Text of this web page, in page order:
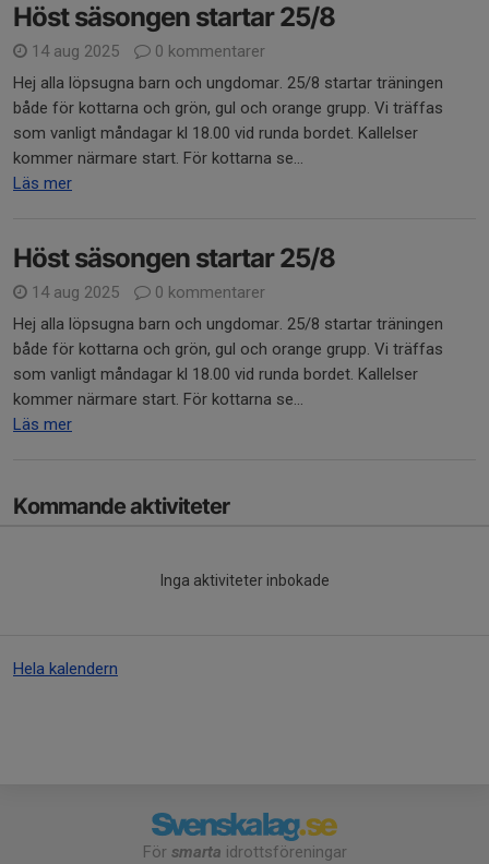
Höst säsongen startar 25/8
14 aug 2025
0 kommentarer
Hej alla löpsugna barn och ungdomar. 25/8 startar träningen
både för kottarna och grön, gul och orange grupp. Vi träffas
som vanligt måndagar kl 18.00 vid runda bordet. Kallelser
kommer närmare start. För kottarna se...
Läs mer
Höst säsongen startar 25/8
14 aug 2025
0 kommentarer
Hej alla löpsugna barn och ungdomar. 25/8 startar träningen
både för kottarna och grön, gul och orange grupp. Vi träffas
som vanligt måndagar kl 18.00 vid runda bordet. Kallelser
kommer närmare start. För kottarna se...
Läs mer
Kommande aktiviteter
Inga aktiviteter inbokade
Hela kalendern
För smarta idrottsföreningar